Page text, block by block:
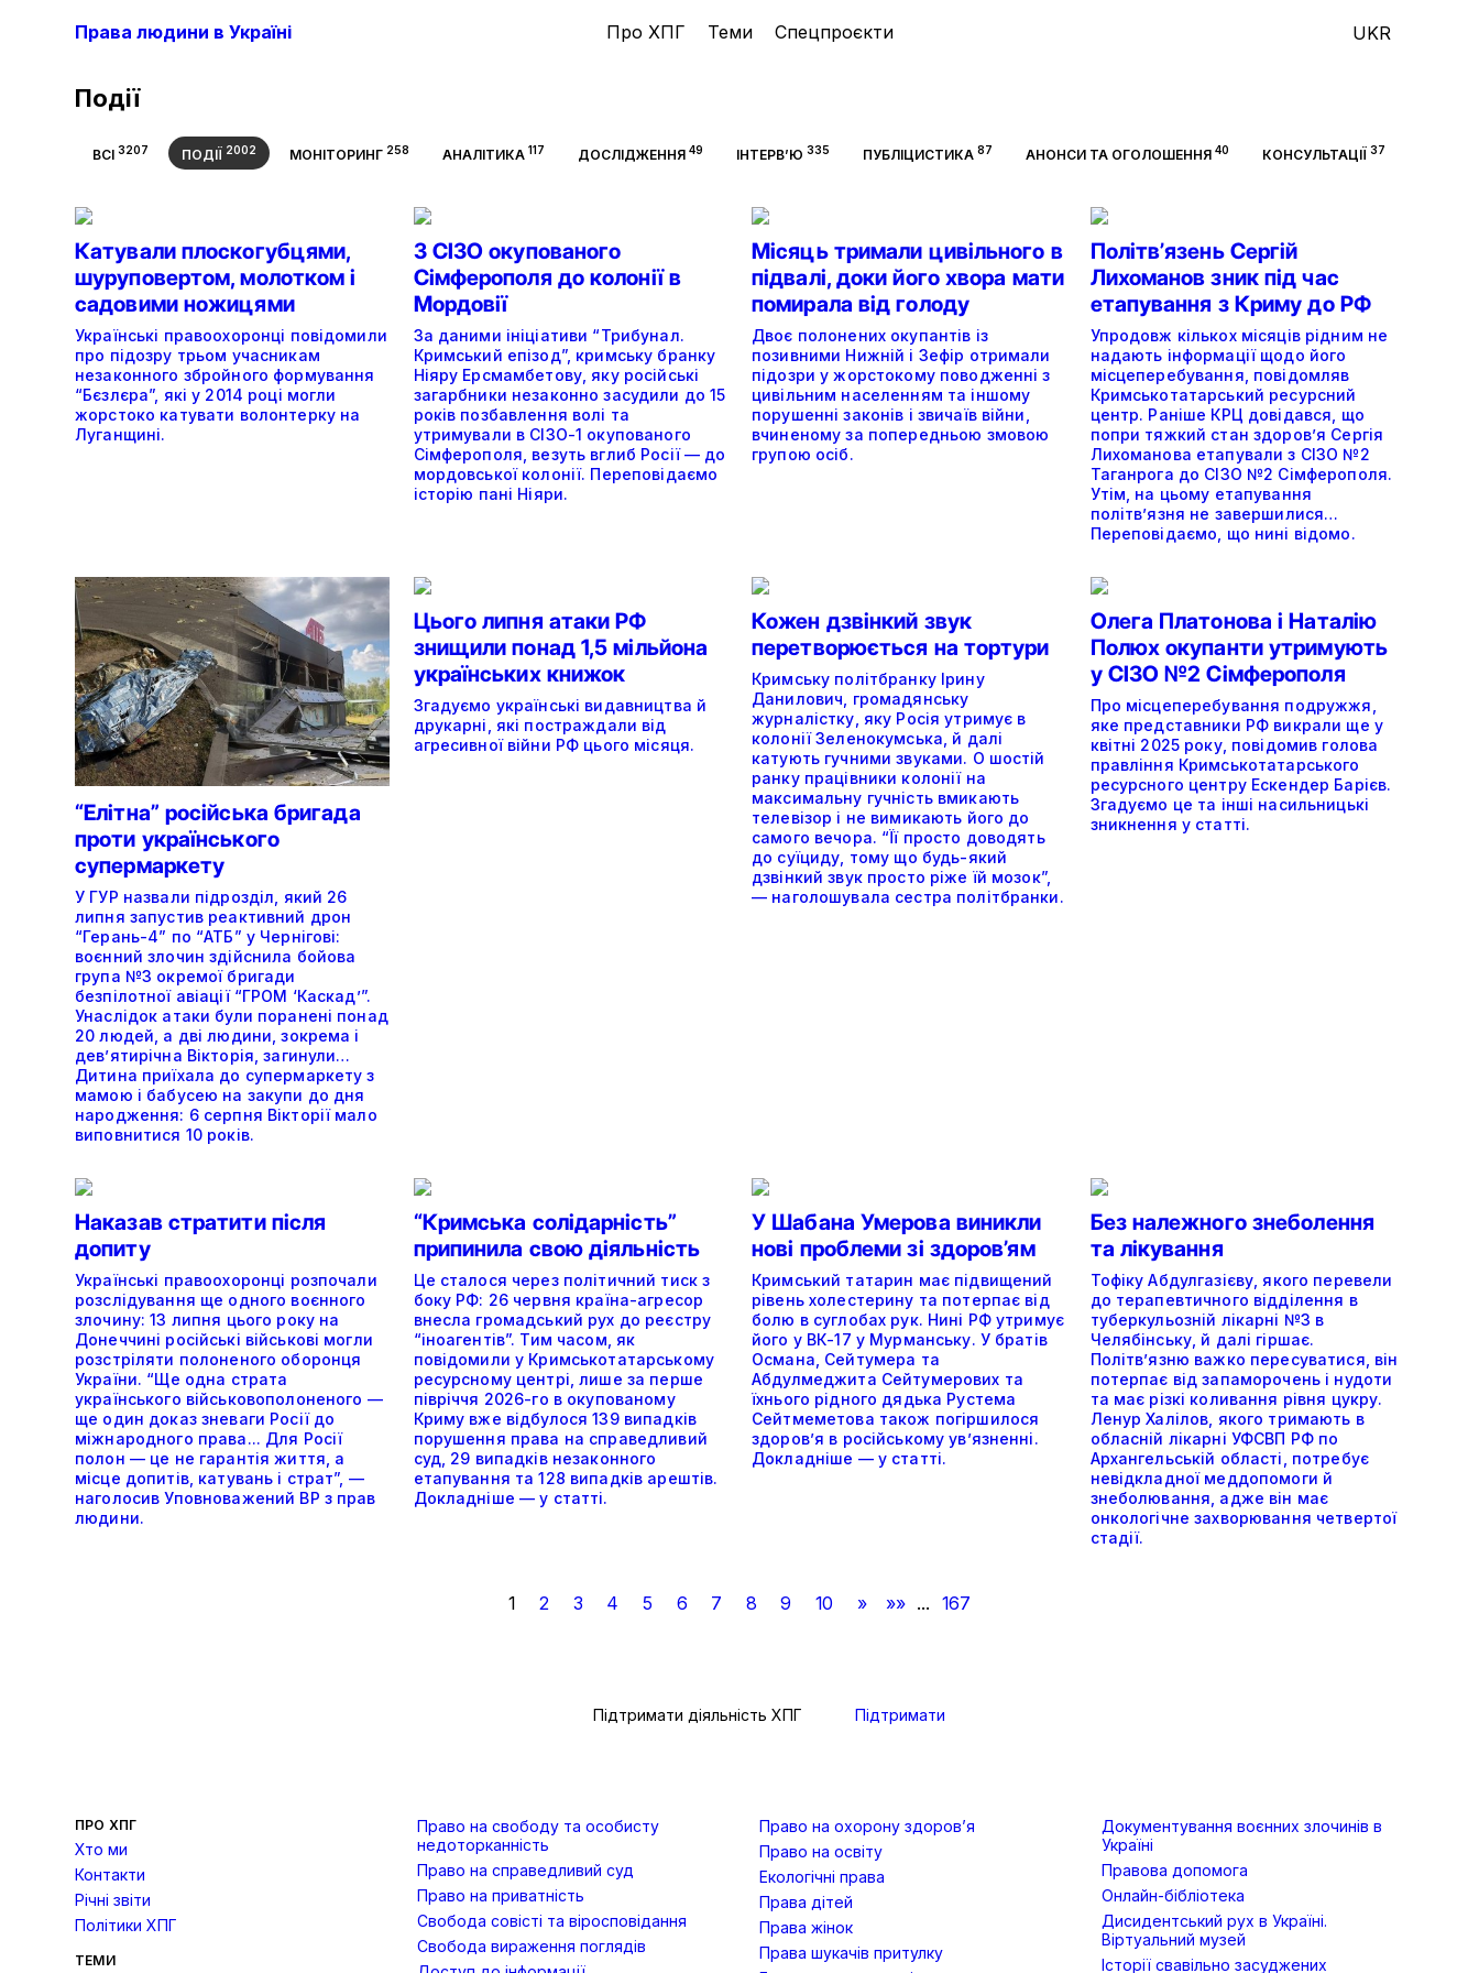
Права людини в Україні Про ХПГ Теми Спецпроєкти UKR
Події
ВСІ3207 ПОДІЇ2002 МОНІТОРИНГ258 АНАЛІТИКА 117 ДОСЛІДЖЕННЯ49 ІНТЕРВ’Ю 335 ПУБЛІЦИСТИКА 87 АНОНСИ ТА ОГОЛОШЕННЯ40 КОНСУЛЬТАЦІЇ37
Катували плоскогубцями,
шуруповертом, молотком і
садовими ножицями
Українські правоохоронці повідомили
про підозру трьом учасникам
незаконного збройного формування
“Бєзлєра”, які у 2014 році могли
жорстоко катувати волонтерку на
Луганщині.
З СІЗО окупованого
Сімферополя до колонії в
Мордовії
За даними ініціативи “Трибунал.
Кримський епізод”, кримську бранку
Ніяру Ерсмамбетову, яку російські
загарбники незаконно засудили до 15
років позбавлення волі та
утримували в СІЗО-1 окупованого
Сімферополя, везуть вглиб Росії — до
мордовської колонії. Переповідаємо
історію пані Ніяри.
Місяць тримали цивільного в
підвалі, доки його хвора мати
помирала від голоду
Двоє полонених окупантів із
позивними Нижній і Зефір отримали
підозри у жорстокому поводженні з
цивільним населенням та іншому
порушенні законів і звичаїв війни,
вчиненому за попередньою змовою
групою осіб.
Політвʼязень Сергій
Лихоманов зник під час
етапування з Криму до РФ
Упродовж кількох місяців рідним не
надають інформації щодо його
місцеперебування, повідомляв
Кримськотатарський ресурсний
центр. Раніше КРЦ довідався, що
попри тяжкий стан здоров’я Сергія
Лихоманова етапували з СІЗО №2
Таганрога до СІЗО №2 Сімферополя.
Утім, на цьому етапування
політвʼязня не завершилися…
Переповідаємо, що нині відомо.
“Елітна” російська бригада
проти українського
супермаркету
У ГУР назвали підрозділ, який 26
липня запустив реактивний дрон
“Герань-4” по “АТБ” у Чернігові:
воєнний злочин здійснила бойова
група №3 окремої бригади
безпілотної авіації “ГРОМ ‘Каскад’”.
Унаслідок атаки були поранені понад
20 людей, а дві людини, зокрема і
дев’ятирічна Вікторія, загинули…
Дитина приїхала до супермаркету з
мамою і бабусею на закупи до дня
народження: 6 серпня Вікторії мало
виповнитися 10 років.
Цього липня атаки РФ
знищили понад 1,5 мільйона
українських книжок
Згадуємо українські видавництва й
друкарні, які постраждали від
агресивної війни РФ цього місяця.
Кожен дзвінкий звук
перетворюється на тортури
Кримську політбранку Ірину
Данилович, громадянську
журналістку, яку Росія утримує в
колонії Зеленокумська, й далі
катують гучними звуками. О шостій
ранку працівники колонії на
максимальну гучність вмикають
телевізор і не вимикають його до
самого вечора. “Її просто доводять
до суїциду, тому що будь-який
дзвінкий звук просто ріже їй мозок”,
— наголошувала сестра політбранки.
Олега Платонова і Наталію
Полюх окупанти утримують
у СІЗО №2 Сімферополя
Про місцеперебування подружжя,
яке представники РФ викрали ще у
квітні 2025 року, повідомив голова
правління Кримськотатарського
ресурсного центру Ескендер Барієв.
Згадуємо це та інші насильницькі
зникнення у статті.
Наказав стратити після
допиту
Українські правоохоронці розпочали
розслідування ще одного воєнного
злочину: 13 липня цього року на
Донеччині російські військові могли
розстріляти полоненого оборонця
України. “Ще одна страта
українського військовополоненого —
ще один доказ зневаги Росії до
міжнародного права... Для Росії
полон — це не гарантія життя, а
місце допитів, катувань і страт”, —
наголосив Уповноважений ВР з прав
людини.
“Кримська солідарність”
припинила свою діяльність
Це сталося через політичний тиск з
боку РФ: 26 червня країна-агресор
внесла громадський рух до реєстру
“іноагентів”. Тим часом, як
повідомили у Кримськотатарському
ресурсному центрі, лише за перше
півріччя 2026-го в окупованому
Криму вже відбулося 139 випадків
порушення права на справедливий
суд, 29 випадків незаконного
етапування та 128 випадків арештів.
Докладніше — у статті.
У Шабана Умерова виникли
нові проблеми зі здоров’ям
Кримський татарин має підвищений
рівень холестерину та потерпає від
болю в суглобах рук. Нині РФ утримує
його у ВК-17 у Мурманську. У братів
Османа, Сейтумера та
Абдулмеджита Сейтумерових та
їхнього рідного дядька Рустема
Сейтмеметова також погіршилося
здоров’я в російському ув’язненні.
Докладніше — у статті.
Без належного знеболення
та лікування
Тофіку Абдулгазієву, якого перевели
до терапевтичного відділення в
туберкульозній лікарні №3 в
Челябінську, й далі гіршає.
Політвʼязню важко пересуватися, він
потерпає від запаморочень і нудоти
та має різкі коливання рівня цукру.
Ленур Халілов, якого тримають в
обласній лікарні УФСВП РФ по
Архангельській області, потребує
невідкладної меддопомоги й
знеболювання, адже він має
онкологічне захворювання четвертої
стадії.
1 2 3 4 5 6 7 8 9 10 » »» ... 167
Підтримати діяльність ХПГ Підтримати
ПРО ХПГ
Хто ми
Контакти
Річні звіти
Політики ХПГ
ТЕМИ
Право на свободу та особисту
недоторканність
Право на справедливий суд
Право на приватність
Свобода совісті та віросповідання
Свобода вираження поглядів
Право на охорону здоров’я
Право на освіту
Екологічні права
Права дітей
Права жінок
Права шукачів притулку
Документування воєнних злочинів в
Україні
Правова допомога
Онлайн-бібліотека
Дисидентський рух в Україні.
Віртуальний музей
Історії свавільно засуджених